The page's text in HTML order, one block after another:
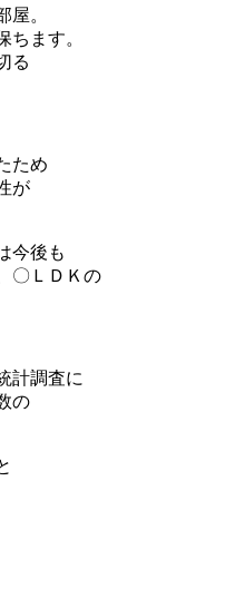
屋。
ちます。
る
ため
が
今後も
〇ＬＤＫの
計調査に
の